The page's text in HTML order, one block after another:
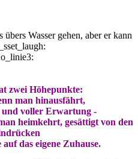
Wasser gehen, aber er kann
zwei Höhepunkte:
man hinausfährt,
voller Erwartung -
heimkehrt, gesättigt von den
das eigene Zuhause.